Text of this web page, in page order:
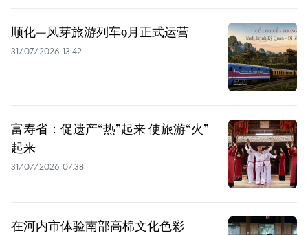
顺化—风芽旅游列车9月正式运营
31/07/2026 13:42
富寿省：促遗产“热”起来 使旅游“火”
起来
31/07/2026 07:38
在河内市体验南部高棉文化色彩